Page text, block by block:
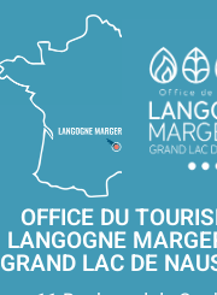
OFFICE DU
LANGOGNE
GRAND LAC DE